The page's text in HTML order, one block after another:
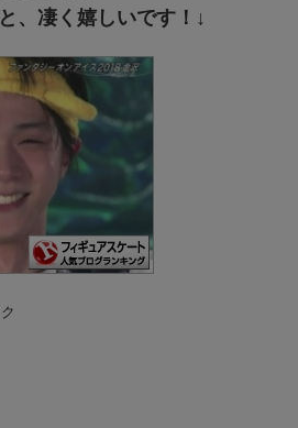
、凄く嬉しいです！↓